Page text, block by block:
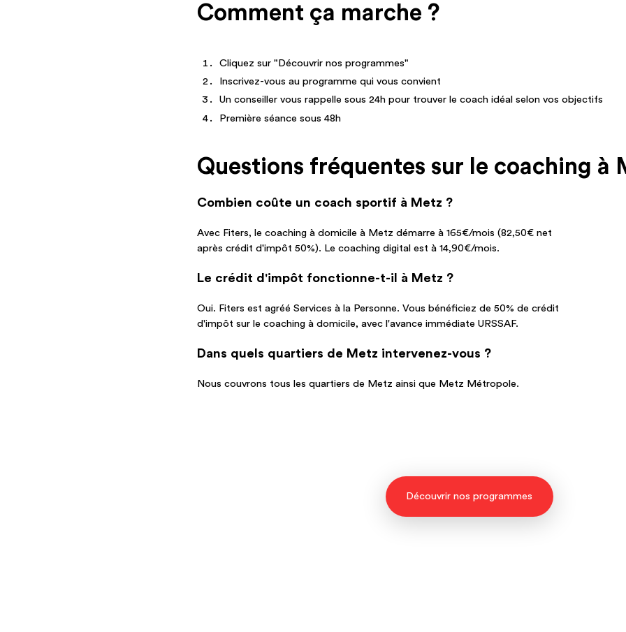
Comment ça marche ?
Cliquez sur "Découvrir nos programmes"
Inscrivez-vous au programme qui vous convient
Un conseiller vous rappelle sous 24h pour trouver le coach idéal selon vos objectifs
Première séance sous 48h
Questions fréquentes sur le coaching à
Combien coûte un coach sportif à Metz ?
Avec Fiters, le coaching à domicile à Metz démarre à 165€/mois (82,50€ net
après crédit d'impôt 50%). Le coaching digital est à 14,90€/mois.
Le crédit d'impôt fonctionne-t-il à Metz ?
Oui. Fiters est agréé Services à la Personne. Vous bénéficiez de 50% de crédit
d'impôt sur le coaching à domicile, avec l'avance immédiate URSSAF.
Dans quels quartiers de Metz intervenez-vous ?
Nous couvrons tous les quartiers de Metz ainsi que Metz Métropole.
Découvrir nos programmes